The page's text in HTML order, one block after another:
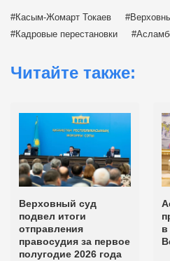
Касым-Жомарт Токаев
Кадровые перестановки
Читайте также:
Верховный суд
подвел итоги
отправления
правосудия за первое
полугодие 2026 года
в